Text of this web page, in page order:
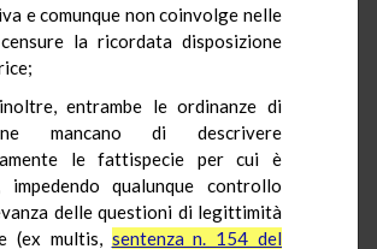
e comunque non coinvolge nelle
la ricordata disposizione
entrambe le ordinanze di
mancano di descrivere
le fattispecie per cui è
impedendo qualunque controllo
delle questioni di legittimità
(ex multis, sentenza n. 154 del